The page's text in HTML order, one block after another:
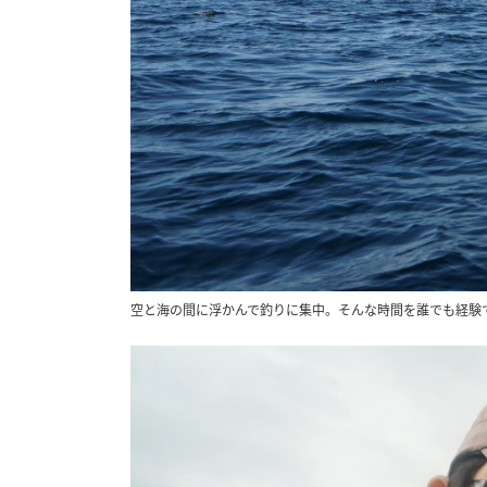
空と海の間に浮かんで釣りに集中。そんな時間を誰でも経験